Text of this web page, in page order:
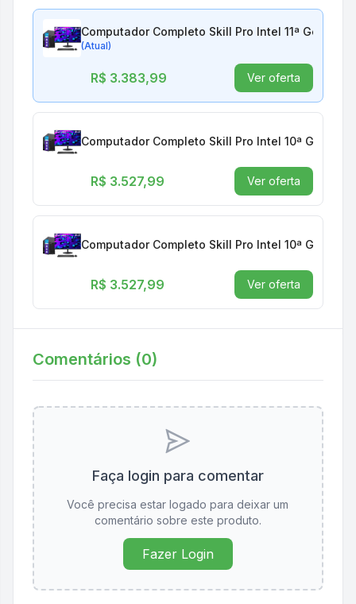
Computador Completo Skill Pro Intel 11ª Geração
(Atual)
R$ 3.383,99 Ver oferta
Computador Completo Skill Pro Intel 10ª Geração
R$ 3.527,99 Ver oferta
Computador Completo Skill Pro Intel 10ª Geração
R$ 3.527,99 Ver oferta
Comentários (0)
Faça login para comentar
Você precisa estar logado para deixar um
comentário sobre este produto.
Fazer Login